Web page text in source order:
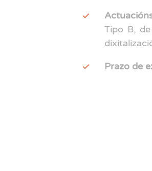
Tipo B,
Prazo de